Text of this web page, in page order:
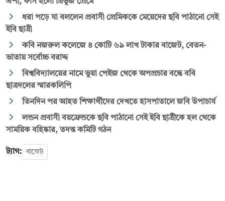
ধরা পড়ে যা বললেন প্রবাসী প্রেমিককে মেয়েদের ছবি পাঠানো সেই
ইবি ছাত্রী
কবি নজরুল কলেজে ৪ কোটি ৬৯ লাখ টাকার বাজেট, বেতন-
ভাতায় সর্বোচ্চ বরাদ্দ
বিশ্ববিদ্যালয়ের নামে ভুয়া পেইজ থেকে অপপ্রচার বন্ধে ববি
ছাত্রদলের স্মারকলিপি
তিনদিন পর আহত শিক্ষার্থীদের দেখতে হাসপাতালে জবি উপাচার্য
লন্ডন প্রবাসী বয়ফ্রেন্ডকে ছবি পাঠানো সেই ইবি ছাত্রীকে হল থেকে
সাময়িক বহিষ্কার, তদন্ত কমিটি গঠন
ট্যাগ: বাজেট